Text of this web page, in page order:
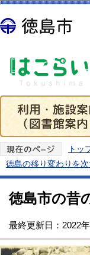
トッ
徳島の移り変わりを
徳島市の昔
最終更新日：2022